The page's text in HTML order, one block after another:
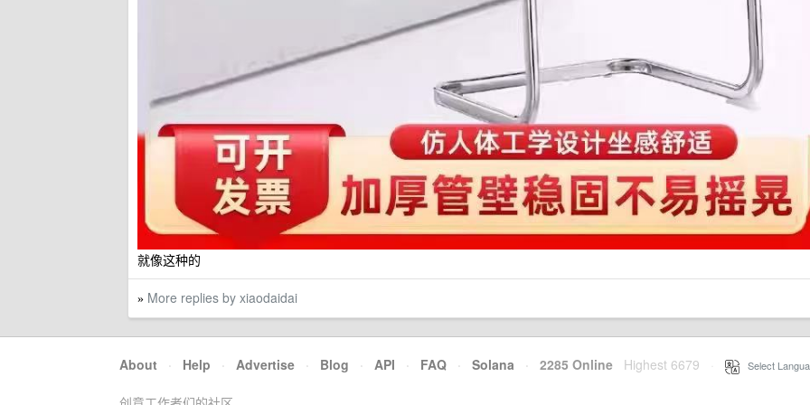
就像这种的
» More replies by xiaodaidai
About · Help · Advertise · Blog · API · FAQ · Solana · 2285 Online Highest 6679 Select